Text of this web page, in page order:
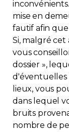
mise en
fautif afin
Si, malgré
vous
dossier »,
d'éventuelles
lieux, vous
dans lequel
bruits
nombre de